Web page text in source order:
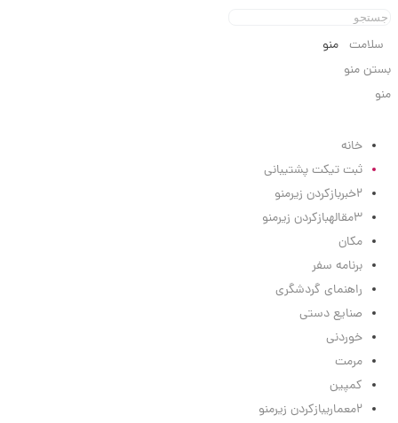
سلامت منو
بستن منو
منو
خانه
ثبت تیکت پشتیبانی
2خبربازکردن زیرمنو
3مقالهبازکردن زیرمنو
مکان
برنامه سفر
راهنمای گردشگری
صنایع دستی
خوردنی
مرمت
کمپین
2معماریبازکردن زیرمنو